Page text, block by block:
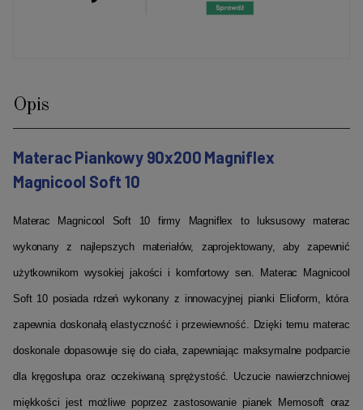
Opis
Materac Piankowy 90x200 Magniflex
Magnicool Soft 10
Materac Magnicool Soft 10 firmy Magniflex to luksusowy materac
wykonany z najlepszych materiałów, zaprojektowany, aby zapewnić
użytkownikom wysokiej jakości i komfortowy sen. Materac Magnicool
Soft 10 posiada rdzeń wykonany z innowacyjnej pianki Elioform, która
zapewnia doskonałą elastyczność i przewiewność. Dzięki temu materac
doskonale dopasowuje się do ciała, zapewniając maksymalne podparcie
dla kręgosłupa oraz oczekiwaną sprężystość. Uczucie nawierzchniowej
miękkości jest możliwe poprzez zastosowanie pianek Memosoft oraz